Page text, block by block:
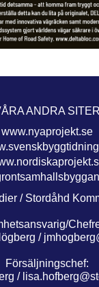
ANDRA SITER
www.nyaprojekt.se
/ Stordåhd
/
Försäljningschef:
/